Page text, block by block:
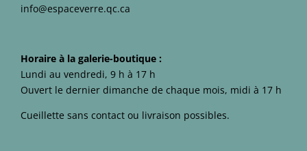
info@espaceverre.qc.ca
Horaire à la galerie-boutique :
Lundi au vendredi, 9 h à 17 h
Ouvert le dernier dimanche de chaque mois, midi à 17 h
Cueillette sans contact ou livraison possibles.